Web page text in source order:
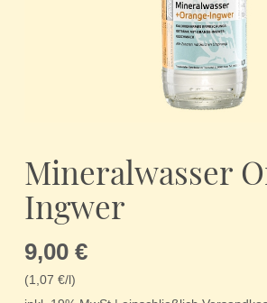
der
Bildergalerie
springen
Mineralwasser
Ingwer
9,00 €
(1,07 €/l)